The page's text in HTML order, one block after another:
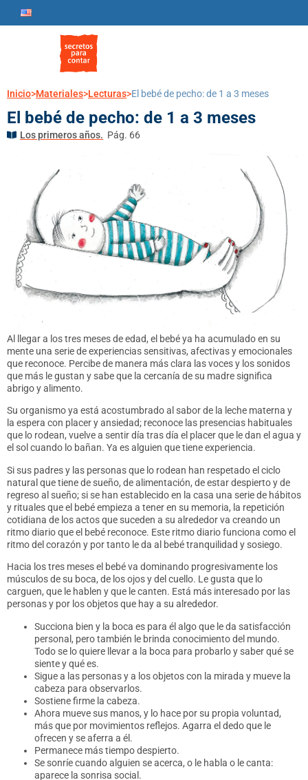
Inicio>Materiales>Lecturas>El bebé de pecho: de 1 a 3 meses
El bebé de pecho: de 1 a 3 meses
Los primeros años. Pág. 66
Al llegar a los tres meses de edad, el bebé ya ha acumulado en su
mente una serie de experiencias sensitivas, afectivas y emocionales
que reconoce. Percibe de manera más clara las voces y los sonidos
que más le gustan y sabe que la cercanía de su madre significa
abrigo y alimento.
Su organismo ya está acostumbrado al sabor de la leche materna y
la espera con placer y ansiedad; reconoce las presencias habituales
que lo rodean, vuelve a sentir día tras día el placer que le dan el agua y
el sol cuando lo bañan. Ya es alguien que tiene experiencia.
Si sus padres y las personas que lo rodean han respetado el ciclo
natural que tiene de sueño, de alimentación, de estar despierto y de
regreso al sueño; si se han establecido en la casa una serie de hábitos
y rituales que el bebé empieza a tener en su memoria, la repetición
cotidiana de los actos que suceden a su alrededor va creando un
ritmo diario que el bebé reconoce. Este ritmo diario funciona como el
ritmo del corazón y por tanto le da al bebé tranquilidad y sosiego.
Hacia los tres meses el bebé va dominando progresivamente los
músculos de su boca, de los ojos y del cuello. Le gusta que lo
carguen, que le hablen y que le canten. Está más interesado por las
personas y por los objetos que hay a su alrededor.
Succiona bien y la boca es para él algo que le da satisfacción
personal, pero también le brinda conocimiento del mundo.
Todo se lo quiere llevar a la boca para probarlo y saber qué se
siente y qué es.
Sigue a las personas y a los objetos con la mirada y mueve la
cabeza para observarlos.
Sostiene firme la cabeza.
Ahora mueve sus manos, y lo hace por su propia voluntad,
más que por movimientos reflejos. Agarra el dedo que le
ofrecen y se aferra a él.
Permanece más tiempo despierto.
Se sonríe cuando alguien se acerca, o le habla o le canta:
aparece la sonrisa social.